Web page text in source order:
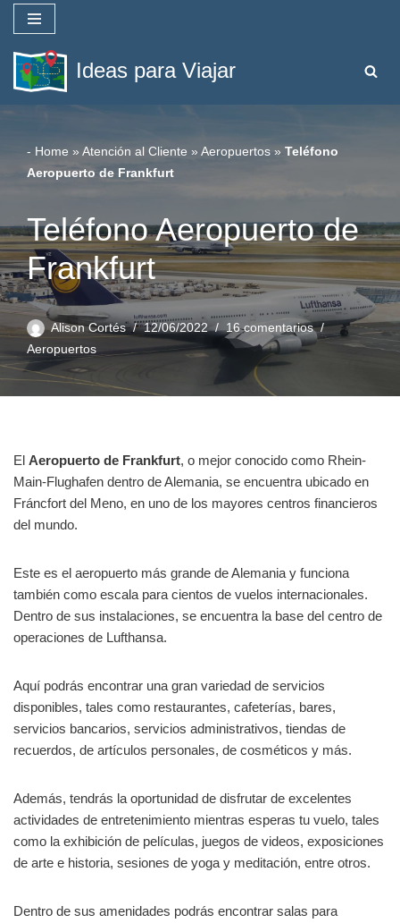
Saltar
al
contenido
Ideas para Viajar
- Home »Atención al Cliente » Aeropuertos » Teléfono
Aeropuerto de Frankfurt
Teléfono Aeropuerto de
Frankfurt
Alison Cortés 12/06/2022
16 comentarios
Aeropuertos
El Aeropuerto de Frankfurt, o mejor conocido como Rhein-
Main-Flughafen dentro de Alemania, se encuentra ubicado en
Fráncfort del Meno, en uno de los mayores centros financieros
del mundo.
Este es el aeropuerto más grande de Alemania y funciona
también como escala para cientos de vuelos internacionales.
Dentro de sus instalaciones, se encuentra la base del centro de
operaciones de Lufthansa.
Aquí podrás encontrar una gran variedad de servicios
disponibles, tales como restaurantes, cafeterías, bares,
servicios bancarios, servicios administrativos, tiendas de
recuerdos, de artículos personales, de cosméticos y más.
Además, tendrás la oportunidad de disfrutar de excelentes
actividades de entretenimiento mientras esperas tu vuelo, tales
como la exhibición de películas, juegos de videos, exposiciones
de arte e historia, sesiones de yoga y meditación, entre otros.
Dentro de sus amenidades podrás encontrar salas para